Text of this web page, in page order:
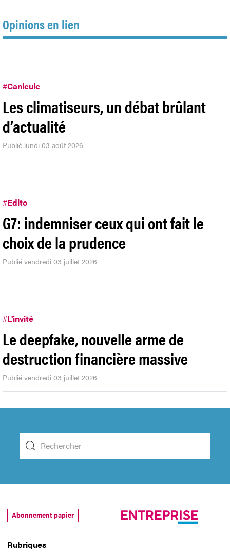
Opinions en lien
#Canicule
Les climatiseurs, un débat brûlant
d’actualité
Publié lundi 03 août 2026
#Edito
G7: indemniser ceux qui ont fait le
choix de la prudence
Publié vendredi 03 juillet 2026
#L'invité
Le deepfake, nouvelle arme de
destruction financière massive
Publié vendredi 03 juillet 2026
Rubriques
Abonnement papier